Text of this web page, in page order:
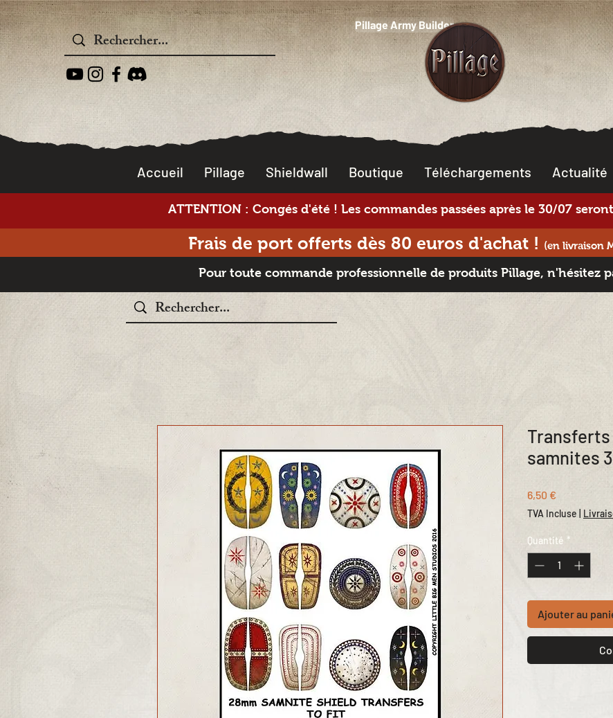
Pillage Army Builder
Accueil Pillage Shieldwall Boutique Téléchargements Actualité
ATTENTION : Congés d'été ! Les commandes passées après le 30/07
Frais de port offerts dès 80 euros d'achat ! (en livraison
Pour toute commande professionnelle de produits Pillage, n'hésitez
samnites 3
6,50 €
TVA Incluse
Quantité *
Ajouter au